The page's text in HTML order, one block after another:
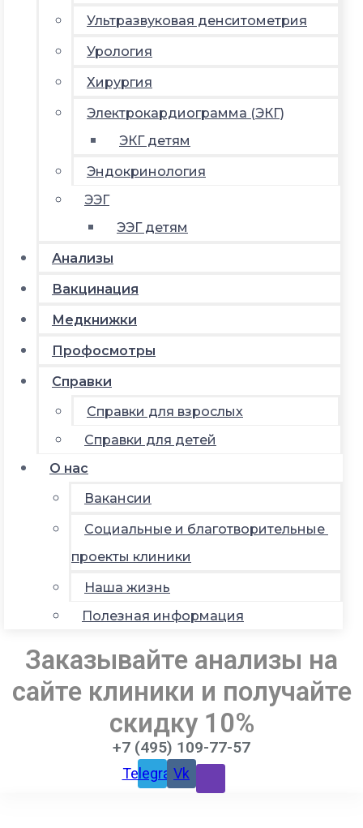
Ультразвуковая денситометрия
Урология
Хирургия
Электрокардиограмма (ЭКГ)
ЭКГ детям
Эндокринология
ЭЭГ
ЭЭГ детям
Анализы
Вакцинация
Медкнижки
Профосмотры
Справки
Справки для взрослых
Справки для детей
О нас
Вакансии
Социальные и благотворительные
проекты клиники
Наша жизнь
Полезная информация
Заказывайте анализы на
сайте клиники и получайте
скидку 10%
+7 (495) 109-77-57
TelegramVk